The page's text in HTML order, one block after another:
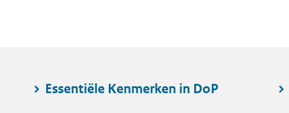
Essentiële Kenmerken in DoP